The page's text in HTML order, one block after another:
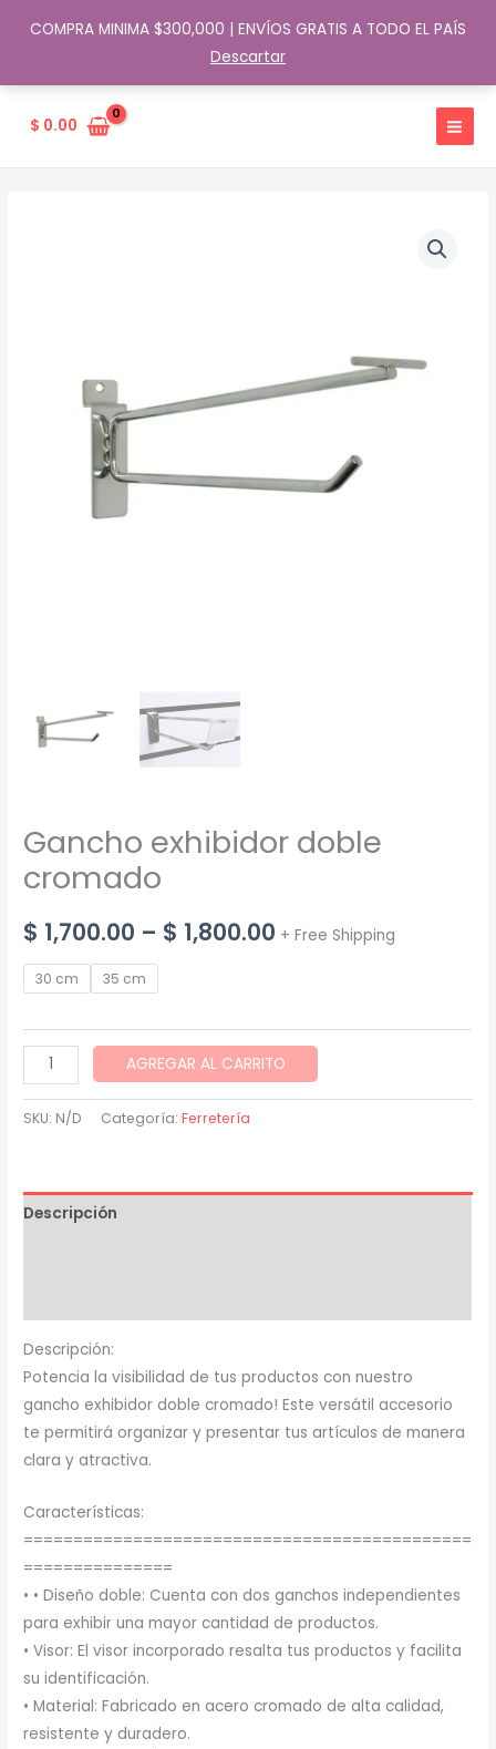
COMPRA MINIMA $300,000 | ENVÍOS GRATIS A TODO EL PAÍS
Descartar
$ 0.00
Gancho exhibidor doble
cromado
$ 1,700.00 – $ 1,800.00 Price
through
$ 1,800.00
+ Free Shipping
30 cm 35 cm
Gancho
exhibidor
doble
AGREGAR AL CARRITO
SKU: N/D Categoría:Ferretería
Descripción
Descripción:
Potencia la visibilidad de tus productos con nuestro
gancho exhibidor doble cromado! Este versátil accesorio
te permitirá organizar y presentar tus artículos de manera
clara y atractiva.
Características:
=============================================
===============
• • Diseño doble: Cuenta con dos ganchos independientes
para exhibir una mayor cantidad de productos.
• Visor: El visor incorporado resalta tus productos y facilita
su identificación.
• Material: Fabricado en acero cromado de alta calidad,
resistente y duradero.